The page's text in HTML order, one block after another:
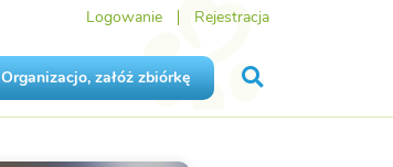
Logowanie Rejestracja
Organizacjo, załóż zbiórkę